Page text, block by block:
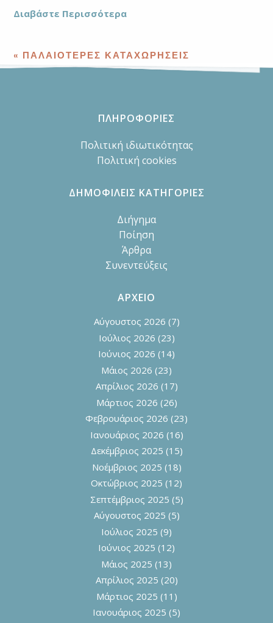
Διαβάστε Περισσότερα
« ΠΑΛΑΙΌΤΕΡΕΣ ΚΑΤΑΧΩΡΉΣΕΙΣ
ΠΛΗΡΟΦΟΡΙΕΣ
Πολιτική ιδιωτικότητας
Πολιτική cookies
ΔΗΜΟΦΙΛΕΙΣ ΚΑΤΗΓΟΡΙΕΣ
Διήγημα
Ποίηση
Άρθρα
Συνεντεύξεις
ΑΡΧΕΙΟ
Αύγουστος 2026 (7)
Ιούλιος 2026 (23)
Ιούνιος 2026 (14)
Μάιος 2026 (23)
Απρίλιος 2026 (17)
Μάρτιος 2026 (26)
Φεβρουάριος 2026 (23)
Ιανουάριος 2026 (16)
Δεκέμβριος 2025 (15)
Νοέμβριος 2025 (18)
Οκτώβριος 2025 (12)
Σεπτέμβριος 2025 (5)
Αύγουστος 2025 (5)
Ιούλιος 2025 (9)
Ιούνιος 2025 (12)
Μάιος 2025 (13)
Απρίλιος 2025 (20)
Μάρτιος 2025 (11)
Ιανουάριος 2025 (5)